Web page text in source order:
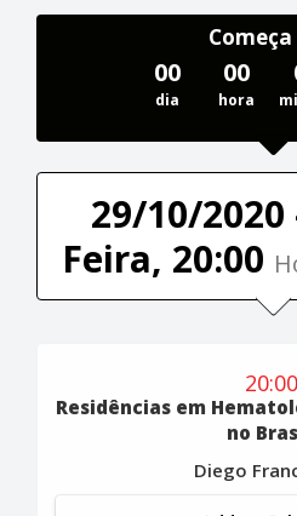
00
dia
00
hora
29/10/
Feira, 20:00
20:00
Residências em
no
Diego